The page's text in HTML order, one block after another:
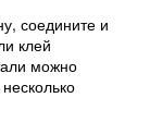
соедините и
клей
можно